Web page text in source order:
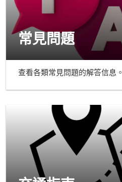
常見問題
查看各類常見問題的解答信息。